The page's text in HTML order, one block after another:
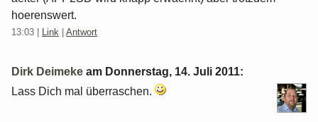
hoerenswert.
13:03 Link Antwort
Dirk Deimeke am Donnerstag, 14. Juli 2011:
Lass Dich mal überraschen.